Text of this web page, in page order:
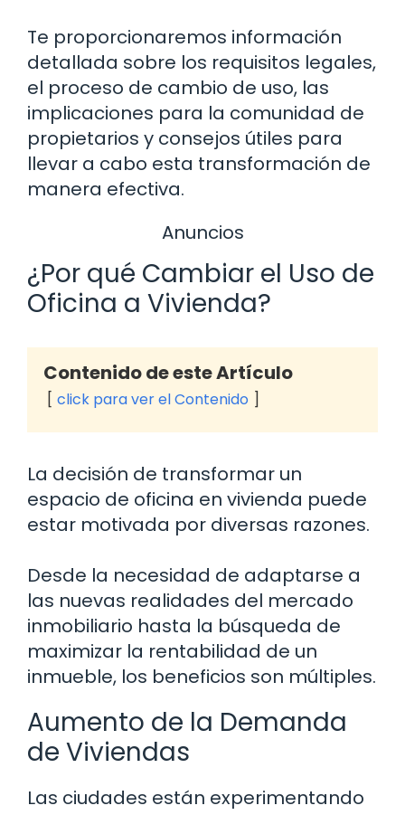
Te proporcionaremos información
detallada sobre los requisitos legales,
el proceso de cambio de uso, las
implicaciones para la comunidad de
propietarios y consejos útiles para
llevar a cabo esta transformación de
manera efectiva.
Anuncios
¿Por qué Cambiar el Uso de
Oficina a Vivienda?
Contenido de este Artículo
click para ver el Contenido
La decisión de transformar un
espacio de oficina en vivienda puede
estar motivada por diversas razones.
Desde la necesidad de adaptarse a
las nuevas realidades del mercado
inmobiliario hasta la búsqueda de
maximizar la rentabilidad de un
inmueble, los beneficios son múltiples.
Aumento de la Demanda
de Viviendas
Las ciudades están experimentando